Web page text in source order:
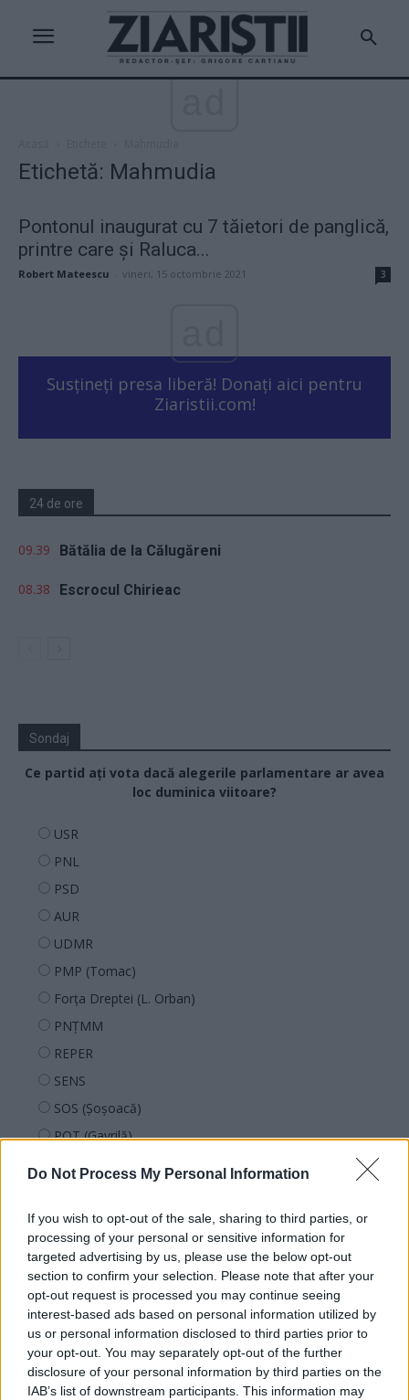
Do Not Process My Personal Information
If you wish to opt-out of the sale, sharing to third parties, or
processing of your personal or sensitive information for
targeted advertising by us, please use the below opt-out
section to confirm your selection. Please note that after your
opt-out request is processed you may continue seeing
interest-based ads based on personal information utilized by
us or personal information disclosed to third parties prior to
your opt-out. You may separately opt-out of the further
disclosure of your personal information by third parties on the
IAB’s list of downstream participants. This information may
Etichetă: Mahmudia
Pontonul inaugurat cu 7 tăietori de panglică,
printre care și Raluca...
Robert Mateescu vineri, 15 octombrie 2021 3
Susțineți presa liberă! Donați aici pentru
Ziaristii.com!
24 de ore
09.39 Bătălia de la Călugăreni
08.38 Escrocul Chirieac
Sondaj
Ce partid ați vota dacă alegerile parlamentare ar avea
loc duminica viitoare?
USR
PNL
PSD
AUR
UDMR
PMP (Tomac)
Forța Dreptei (L. Orban)
PNȚMM
REPER
SENS
SOS (Șoșoacă)
POT (Gavrilă)
PDF (Lazarus)
PUSL (D. Voiculescu)
PNȚCD (Pavelescu)
PNCR (Terheș)
Partidul Patrioților (Surugiu)
FAR (Coarnă)
România pe Primul Loc (Ponta)